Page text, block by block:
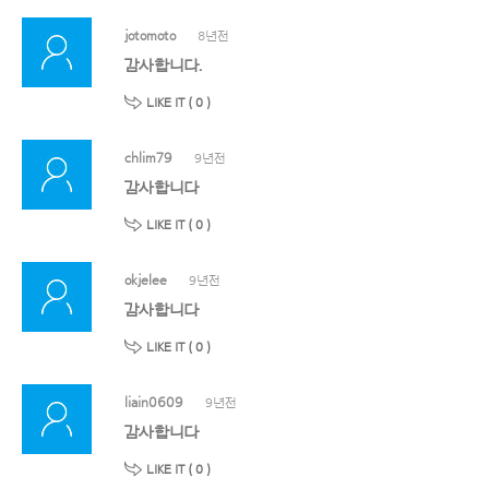
jotomoto 8년전
감사합니다.
LIKE IT ( 0 )
chlim79 9년전
감사합니다
LIKE IT ( 0 )
okjelee 9년전
감사합니다
LIKE IT ( 0 )
liain0609 9년전
감사합니다
LIKE IT ( 0 )